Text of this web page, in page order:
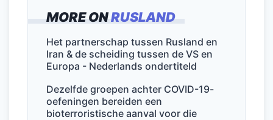
MORE ONRUSLAND
Het partnerschap tussen Rusland en
Iran & de scheiding tussen de VS en
Europa - Nederlands ondertiteld
Dezelfde groepen achter COVID-19-
oefeningen bereiden een
bioterroristische aanval voor die
e
b
o
o
k
er l
e
dI
n
s
A
p
p
n